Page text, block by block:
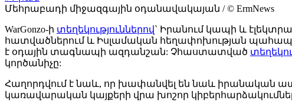
Մեհրաբադի միջազգային օդանավակայան / © ErmNews
WarGonzo-ի տեղեկություններով` Իրանում կապի և
հատվածներում և Իսլամական հեղափոխության
է օդային տագնապի ազդանշան: Չհաստատված
կործանիչը:
Հաղորդվում է նաև, որ խափանվել են նաև իրանական
կառավարական կայքերի վրա խոշոր